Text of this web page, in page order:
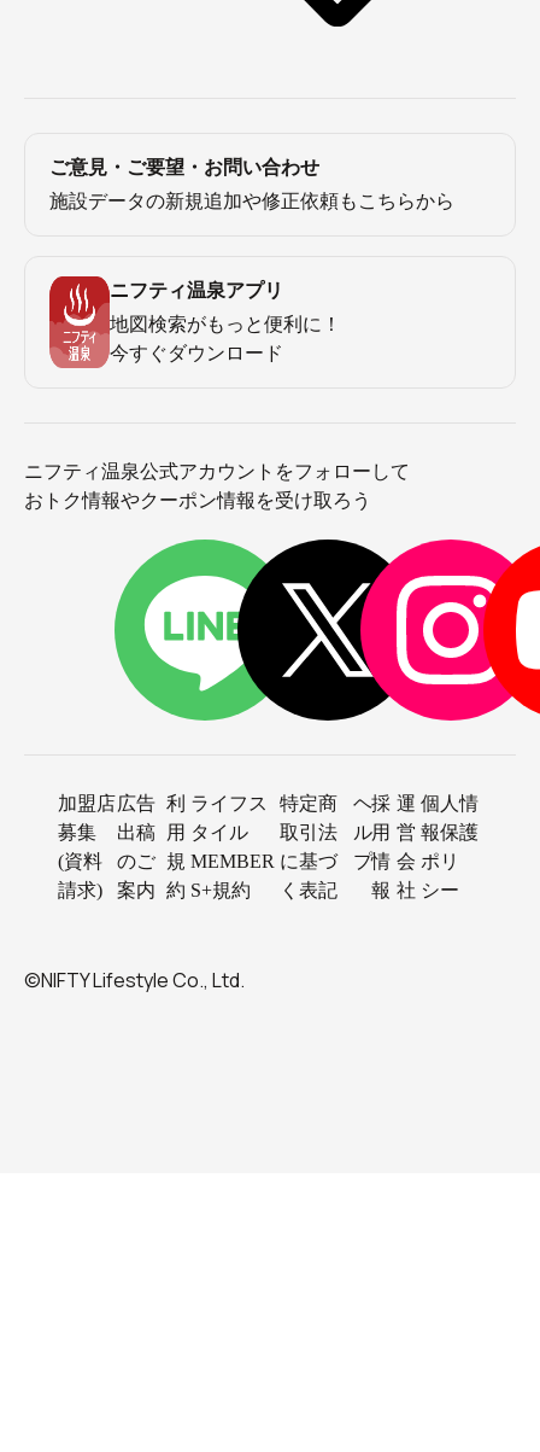
ご意見・ご要望・お問い合わせ
施設データの新規追加や修正依頼もこちらから
ニフティ温泉アプリ
地図検索がもっと便利に！
今すぐダウンロード
ニフティ温泉公式アカウントをフォローして
おトク情報やクーポン情報を受け取ろう
加盟店
募集
(資料
請求)
広告
出稿
のご
案内
利
用
規
約
ライフス
タイル
MEMBER
S+規約
特定商
取引法
に基づ
く表記
ヘ
ル
プ
採
用
情
報
運
営
会
社
個人情
報保護
ポリ
シー
©NIFTY Lifestyle Co., Ltd.